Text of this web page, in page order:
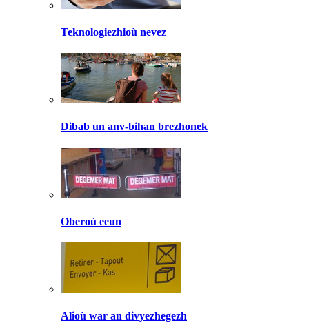
Teknologiezhioù nevez
Dibab un anv-bihan brezhonek
Oberoù eeun
Alioù war an divyezhegezh